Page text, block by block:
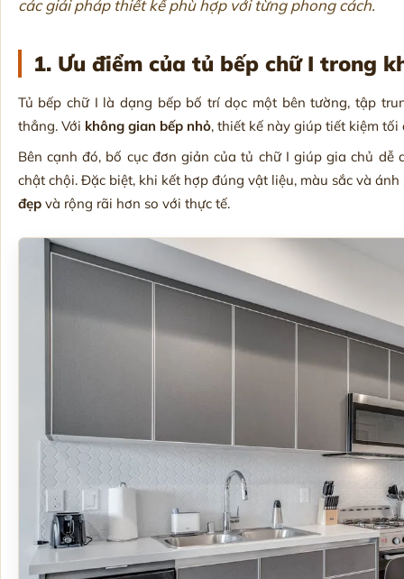
các giải pháp thiết kế phù hợp với từng phong cách.
1. Ưu điểm của tủ bếp chữ I trong
Tủ bếp chữ I là dạng bếp bố trí dọc một bên tường, tập
thẳng. Với không gian bếp nhỏ, thiết kế này giúp tiết kiệm
Bên cạnh đó, bố cục đơn giản của tủ chữ I giúp gia chủ
chật chội. Đặc biệt, khi kết hợp đúng vật liệu, màu sắc và
đẹpvà rộng rãi hơn so với thực tế.